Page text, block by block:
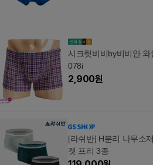
시크릿비비by비비안
078i
2,900원
[라쉬반] H분리 나무소
켓 프리 3종